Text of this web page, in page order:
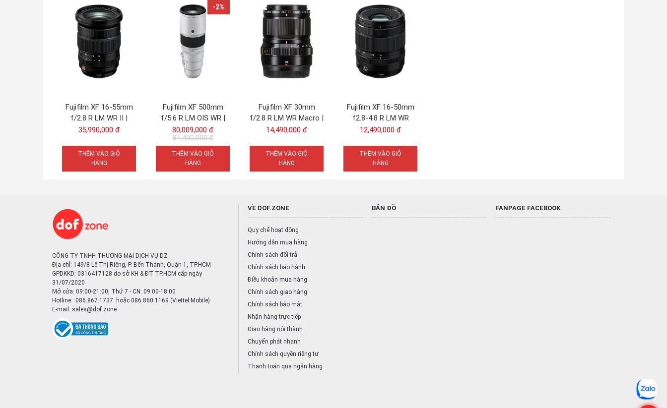
Khoảng cách lấy nét gần nhất của ống kính này chỉ là 35mm giúp nó có thể chụp ảnh Macro rất tốt, chi tiết cao cùng hiệu ứng phóng to vật thể lên 25%
Fujifilm XF 16-55mm
f/2.8 R LM WR II |
Chính Hãng
35,990,000 đ
THÊM VÀO GIỎ
HÀNG
-2%
Fujifilm XF 500mm
f/5.6 R LM OIS WR |
Chính Hãng
80,009,000 đ
81,490,000 đ
THÊM VÀO GIỎ
HÀNG
Fujifilm XF 30mm
f/2.8 R LM WR Macro |
Chính Hãng
14,490,000 đ
THÊM VÀO GIỎ
HÀNG
Fujifilm XF 16-50mm
f2.8-4.8 R LM WR
(Tách Kit) | Chính
12,490,000 đ
THÊM VÀO GIỎ
HÀNG
CÔNG TY TNHH THƯƠNG MẠI DỊCH VỤ DZ
Địa chỉ: 149/8 Lê Thị Riêng, P. Bến Thành, Quận 1, TP.HCM
GPDKKD: 0316417128 do sở KH & ĐT TP.HCM cấp ngày
31/07/2020
Mở cửa: 09:00-21:00, Thứ 7 - CN: 09:00-18:00
Hotline: 086.867.1737 hoặc 086.860.1169 (Viettel Mobile)
E-mail: sales@dof.zone
VỀ DOF.ZONE
Quy chế hoạt động
Hướng dẫn mua hàng
Chính sách đổi trả
Chính sách bảo hành
Điều khoản mua hàng
Chính sách giao hàng
Chính sách bảo mật
Nhận hàng trực tiếp
Giao hàng nội thành
Chuyển phát nhanh
Chính sách quyền riêng tư
Thanh toán qua ngân hàng
BẢN ĐỒ FANPAGE FACEBOOK